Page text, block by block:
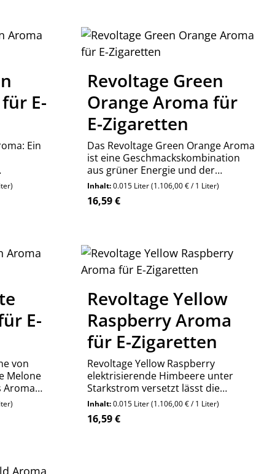
E-
Ein
Revoltage Green
Orange Aroma für
E-Zigaretten
Das Revoltage Green Orange Aroma
ist eine Geschmackskombination
aus grüner Energie und der
berauschenden Intensität der
Orange. Es ist ein gewagter Tanz
zwischen Frische und Leidenschaft,
Geschmacksensemble,
Inhalt:0.015 Liter(1.106,00 € / 1 Liter)
Regulärer Preis:
16,59 €
E-
von
Melone
Aroma
Revoltage Yellow
Raspberry Aroma
für E-Zigaretten
Revoltage Yellow Raspberry
elektrisierende Himbeere unter
Starkstrom versetzt lässt die
Moleküle neu anordnen und liefert
dir ein unvergessliches
Geschmackserlebnis.
Inhalt:0.015 Liter(1.106,00 € / 1 Liter)
Regulärer Preis:
16,59 €